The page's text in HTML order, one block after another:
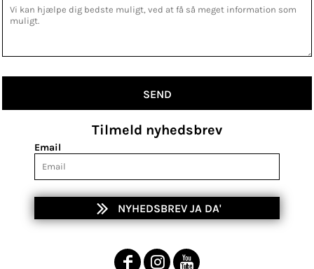
SEND
Tilmeld nyhedsbrev
Email
NYHEDSBREV JA DA'